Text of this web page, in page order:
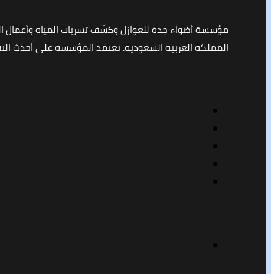
مؤسسة أضواء جدة للعوازل وكشف تسربات المياه
المملكة العربية السعودية. تعتمد المؤسسة على أحدث